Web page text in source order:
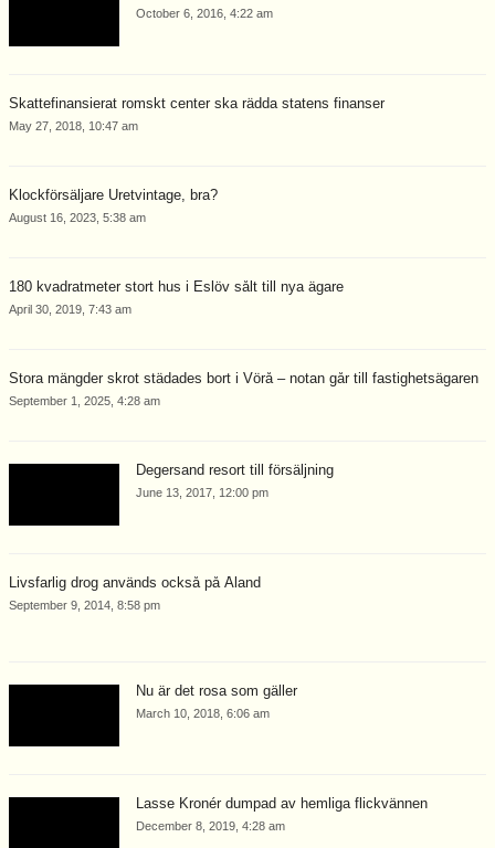
October 6, 2016, 4:22 am
Skattefinansierat romskt center ska rädda statens finanser
May 27, 2018, 10:47 am
Klockförsäljare Uretvintage, bra?
August 16, 2023, 5:38 am
180 kvadratmeter stort hus i Eslöv sålt till nya ägare
April 30, 2019, 7:43 am
Stora mängder skrot städades bort i Vörå – notan går till fastighetsägaren
September 1, 2025, 4:28 am
Degersand resort till försäljning
June 13, 2017, 12:00 pm
Livsfarlig drog används också på Åland
September 9, 2014, 8:58 pm
Nu är det rosa som gäller
March 10, 2018, 6:06 am
Lasse Kronér dumpad av hemliga flickvännen
December 8, 2019, 4:28 am